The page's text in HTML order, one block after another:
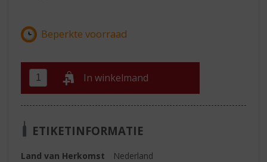
In winkelmand
ETIKETINFORMATIE
Land van Herkomst
Nederland